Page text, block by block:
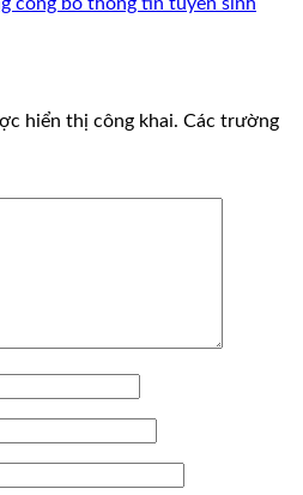
hiển thị công khai. Các trường